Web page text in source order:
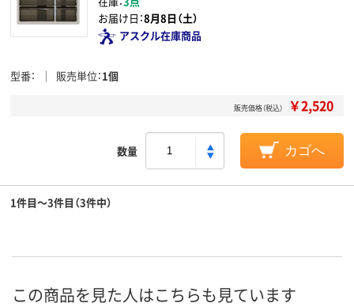
お届け日：8月8日（土）
アスクル在庫商品
型番 販売単位 1個
販売価格（税込） ￥2,520
数量 カゴへ
1件目～3件目（3件中）
この商品を見た人はこちらも見ています